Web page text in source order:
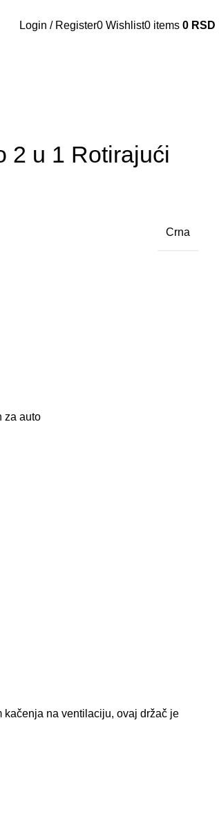
Login / Register0 Wishlist0 items 0 RSD
2 u 1 Rotirajući
Crna
za auto
na ventilaciju, ovaj držač je